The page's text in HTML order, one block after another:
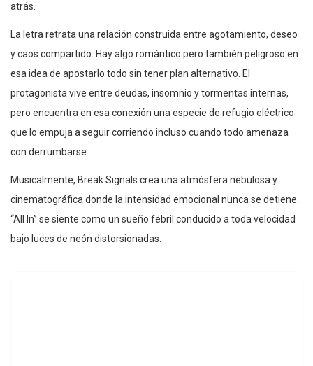
atrás.
La letra retrata una relación construida entre agotamiento, deseo
y caos compartido. Hay algo romántico pero también peligroso en
esa idea de apostarlo todo sin tener plan alternativo. El
protagonista vive entre deudas, insomnio y tormentas internas,
pero encuentra en esa conexión una especie de refugio eléctrico
que lo empuja a seguir corriendo incluso cuando todo amenaza
con derrumbarse.
Musicalmente, Break Signals crea una atmósfera nebulosa y
cinematográfica donde la intensidad emocional nunca se detiene.
“All In” se siente como un sueño febril conducido a toda velocidad
bajo luces de neón distorsionadas.